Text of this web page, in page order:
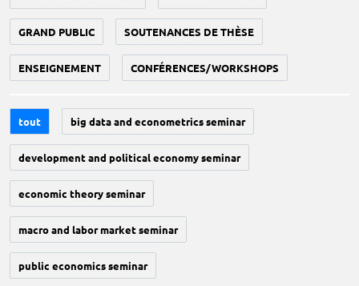
GRAND PUBLIC SOUTENANCES DE THÈSE
ENSEIGNEMENT CONFÉRENCES/WORKSHOPS
tout big data and econometrics seminar
development and political economy seminar
economic theory seminar
macro and labor market seminar
public economics seminar